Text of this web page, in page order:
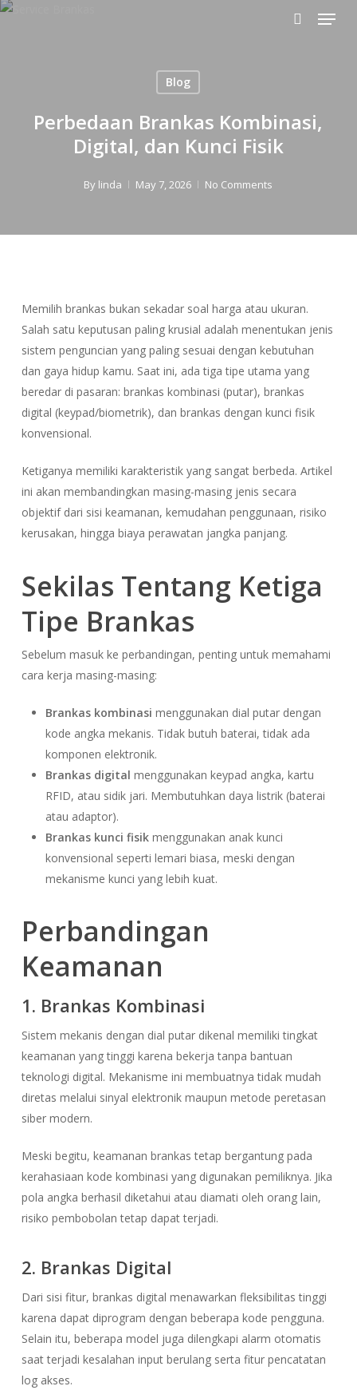
Skip
Menu
Blog
Perbedaan Brankas Kombinasi,
Digital, dan Kunci Fisik
By linda May 7, 2026 No Comments
Memilih brankas bukan sekadar soal harga atau ukuran.
Salah satu keputusan paling krusial adalah menentukan jenis
sistem penguncian yang paling sesuai dengan kebutuhan
dan gaya hidup kamu. Saat ini, ada tiga tipe utama yang
beredar di pasaran: brankas kombinasi (putar), brankas
digital (keypad/biometrik), dan brankas dengan kunci fisik
konvensional.
Ketiganya memiliki karakteristik yang sangat berbeda. Artikel
ini akan membandingkan masing-masing jenis secara
objektif dari sisi keamanan, kemudahan penggunaan, risiko
kerusakan, hingga biaya perawatan jangka panjang.
Sekilas Tentang Ketiga
Tipe Brankas
Sebelum masuk ke perbandingan, penting untuk memahami
cara kerja masing-masing:
Brankas kombinasi menggunakan dial putar dengan
kode angka mekanis. Tidak butuh baterai, tidak ada
komponen elektronik.
Brankas digital menggunakan keypad angka, kartu
RFID, atau sidik jari. Membutuhkan daya listrik (baterai
atau adaptor).
Brankas kunci fisikmenggunakan anak kunci
konvensional seperti lemari biasa, meski dengan
mekanisme kunci yang lebih kuat.
Perbandingan
Keamanan
1. Brankas Kombinasi
Sistem mekanis dengan dial putar dikenal memiliki tingkat
keamanan yang tinggi karena bekerja tanpa bantuan
teknologi digital. Mekanisme ini membuatnya tidak mudah
diretas melalui sinyal elektronik maupun metode peretasan
siber modern.
Meski begitu, keamanan brankas tetap bergantung pada
kerahasiaan kode kombinasi yang digunakan pemiliknya. Jika
pola angka berhasil diketahui atau diamati oleh orang lain,
risiko pembobolan tetap dapat terjadi.
2. Brankas Digital
Dari sisi fitur, brankas digital menawarkan fleksibilitas tinggi
karena dapat diprogram dengan beberapa kode pengguna.
Selain itu, beberapa model juga dilengkapi alarm otomatis
saat terjadi kesalahan input berulang serta fitur pencatatan
log akses.